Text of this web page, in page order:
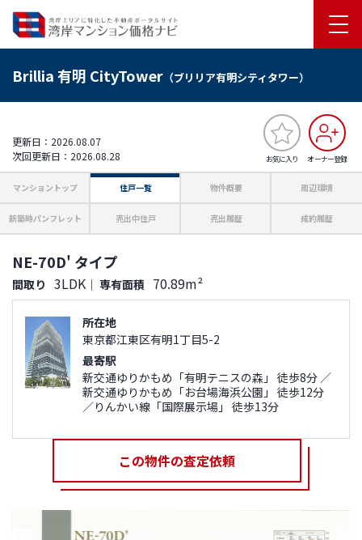
Brillia 有明 CityTower （ブリリア有明シティタワー）
お気に入り オーナー登録
更新日：2026.08.07
次回更新日：2026.08.28
マンショントップ 住戸一覧 物件概要 周辺環境
新築時パンフレット 売出中住戸 売出履歴 成約履歴
NE-70D' タイプ
間取り 3LDK ｜ 専有面積 70.89m²
所在地
東京都江東区有明1丁目5-2
最寄駅
新交通ゆりかもめ「有明テニスの森」 徒歩8分 ／
新交通ゆりかもめ「お台場海浜公園」 徒歩12分
／りんかい線「国際展示場」 徒歩13分
この物件の査定依頼